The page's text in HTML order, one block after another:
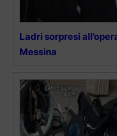
Ladri sorpresi
Messina